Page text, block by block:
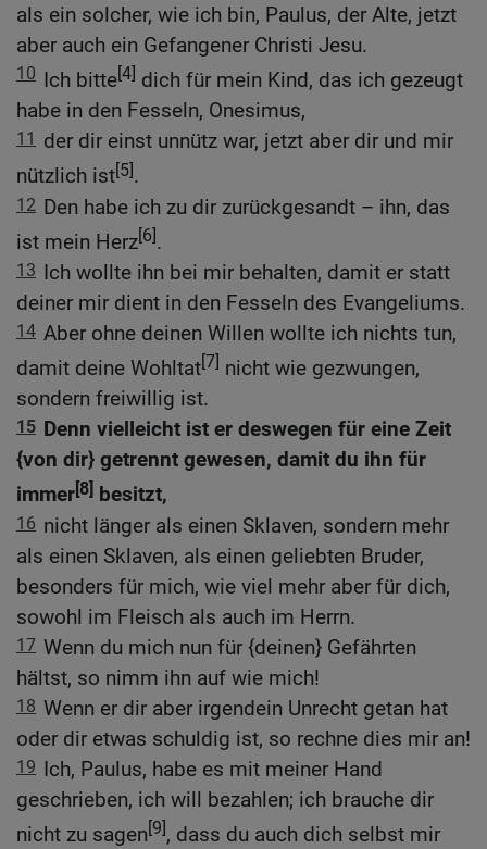
als ein solcher, wie ich bin, Paulus, der Alte, jetzt
aber auch ein Gefangener Christi Jesu.
10 Ich bitte[4] dich für mein Kind, das ich gezeugt
habe in den Fesseln, Onesimus,
11
der dir einst unnütz war, jetzt aber dir und mir
nützlich ist[5].
12 Den habe ich zu dir zurückgesandt – ihn, das
ist mein Herz[6].
13 Ich wollte ihn bei mir behalten, damit er statt
deiner mir dient in den Fesseln des Evangeliums.
14 Aber ohne deinen Willen wollte ich nichts tun,
damit deine Wohltat[7] nicht wie gezwungen,
sondern freiwillig ist.
15 Denn vielleicht ist er deswegen für eine Zeit
{von dir} getrennt gewesen, damit du ihn für
immer[8] besitzt,
16 nicht länger als einen Sklaven, sondern mehr
als einen Sklaven, als einen geliebten Bruder,
besonders für mich, wie viel mehr aber für dich,
sowohl im Fleisch als auch im Herrn.
17 Wenn du mich nun für {deinen} Gefährten
hältst, so nimm ihn auf wie mich!
18 Wenn er dir aber irgendein Unrecht getan hat
oder dir etwas schuldig ist, so rechne dies mir an!
19 Ich, Paulus, habe es mit meiner Hand
geschrieben, ich will bezahlen; ich brauche dir
nicht zu sagen[9], dass du auch dich selbst mir